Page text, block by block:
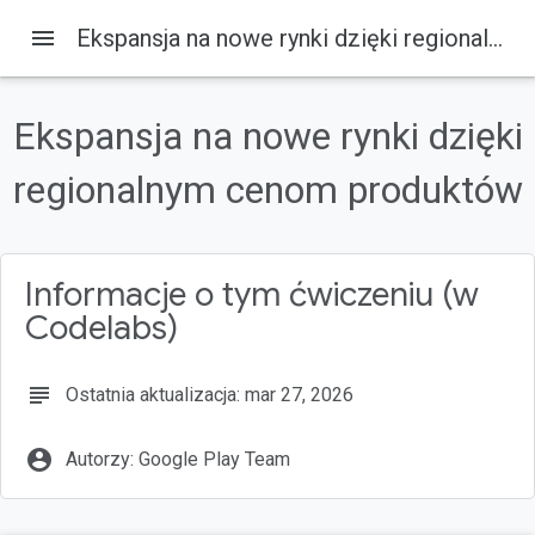
Na tej stronie
1. Wprowadzenie
Odbiorcy
2. Premiera produktu kupowanego raz
menu Ekspansja na nowe rynki dzięki regionalnym cenom produktów
Ekspansja na nowe rynki dzięki
regionalnym cenom produktów
Informacje o tym ćwiczeniu (w
Codelabs)
subject Ostatnia aktualizacja: mar 27, 2026
account_circle Autorzy: Google Play Team